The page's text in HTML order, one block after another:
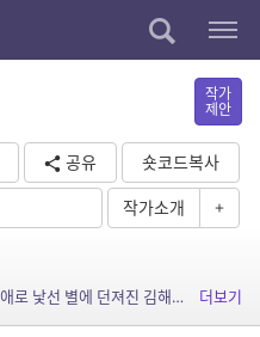
작가
제안
공유
숏코드복사
작가소개 +
소개: 겨우 서른의 나이에 핏덩이 어린애로 낯선 별에 던져진 김해리는 도망치기로 한다.
더보기